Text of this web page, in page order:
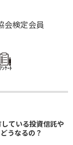
会検定会員
ｱﾝｹｰﾄ
ている投資信託や
うなるの？